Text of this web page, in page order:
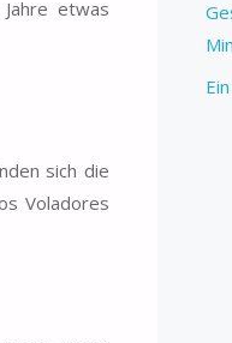
etwas
sich die
Voladores